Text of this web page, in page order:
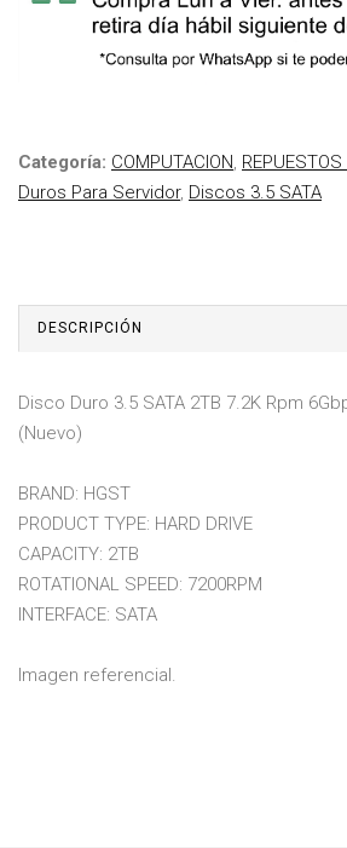
Categoría: COMPUTACION, REPUESTOS
Duros Para Servidor, Discos 3.5 SATA
DESCRIPCIÓN
Disco Duro 3.5 SATA 2TB 7.2K Rpm
(Nuevo)
BRAND: HGST
PRODUCT TYPE: HARD DRIVE
CAPACITY: 2TB
ROTATIONAL SPEED: 7200RPM
INTERFACE: SATA
Imagen referencial.